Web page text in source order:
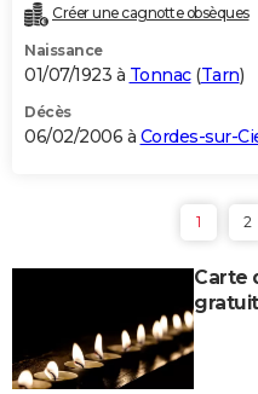
Créer une cagnotte obsèques
Naissance
01/07/1923 à Tonnac(Tarn)
Décès
06/02/2006 à Cordes-sur-
1 2
Carte